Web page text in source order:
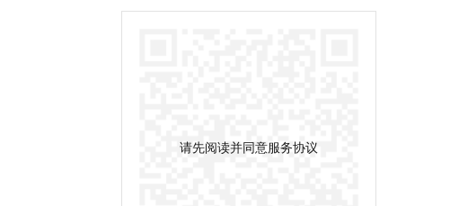
请先阅读并同意服务协议